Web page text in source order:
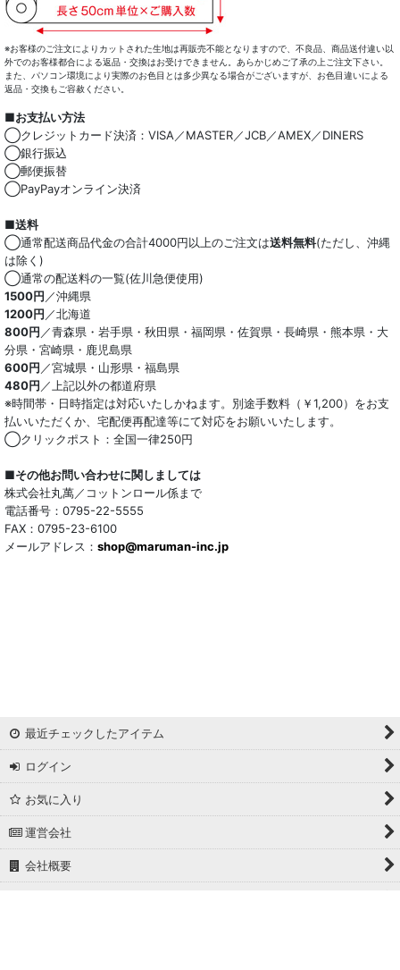
コート・ボトム・バッグ
マスク
小物類
綿100％
麻混
ストレッチ
オーガニック
和紙混生地
ポリエステル混
テンセル混
キュプラ/レーヨン混
シルク混
ウール混
トリアセテート混
サッカー/クレープ
マドラスチェック
ドビー
撥水加工
起毛生地
※お客様のご注文によりカットされた生地は再販売不能となりますので、不良品、商品送付違い以
外でのお客様都合による返品・交換はお受けできません。あらかじめご了承の上ご注文下さい。
また、パソコン環境により実際のお色目とは多少異なる場合がございますが、お色目違いによる
返品・交換もご容赦ください。
■お支払い方法
◯クレジットカード決済：VISA／MASTER／JCB／AMEX／DINERS
◯銀行振込
◯郵便振替
◯PayPayオンライン決済
■送料
◯通常配送商品代金の合計4000円以上のご注文は送料無料(ただし、沖縄
は除く)
◯通常の配送料の一覧(佐川急便使用)
1500円／沖縄県
1200円／北海道
800円／青森県・岩手県・秋田県・福岡県・佐賀県・長崎県・熊本県・大
分県・宮崎県・鹿児島県
600円／宮城県・山形県・福島県
480円／上記以外の都道府県
※時間帯・日時指定は対応いたしかねます。別途手数料（￥1,200）をお支
払いいただくか、宅配便再配達等にて対応をお願いいたします。
◯クリックポスト：全国一律250円
■その他お問い合わせに関しましては
株式会社丸萬／コットンロール係まで
電話番号：0795-22-5555
FAX：0795-23-6100
メールアドレス： shop@maruman-inc.jp
最近チェックしたアイテム
ログイン
お気に入り
運営会社
会社概要